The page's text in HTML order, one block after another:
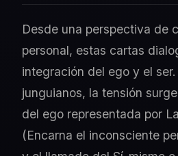
Desde una perspectiva de
personal, estas cartas
integración del ego y el
junguianos, la tensión
del ego representada por
(Encarna el inconsciente